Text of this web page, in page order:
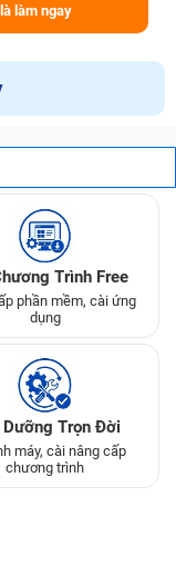
làm ngay
Trình Free
phần mềm, cài ứng
dụng
Dưỡng Trọn Đời
máy, cài nâng cấp
chương trình